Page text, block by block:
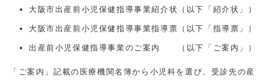
大阪市出産前小児保健指導事業紹介状（以下「紹介状」）
大阪市出産前小児保健指導事業指導票（以下「指導票」）
出産前小児保健指導事業のご案内 （以下「ご案内」）
「ご案内」記載の医療機関名簿から小児科を選び、受診先の産